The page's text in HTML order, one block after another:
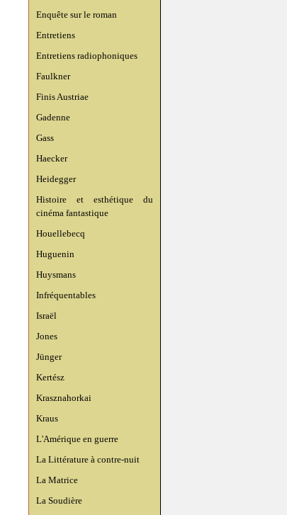
Enquête sur le roman
Entretiens
Entretiens radiophoniques
Faulkner
Finis Austriae
Gadenne
Gass
Haecker
Heidegger
Histoire et esthétique du
cinéma fantastique
Houellebecq
Huguenin
Huysmans
Infréquentables
Israël
Jones
Jünger
Kertész
Krasznahorkai
Kraus
L'Amérique en guerre
La Littérature à contre-nuit
La Matrice
La Soudière